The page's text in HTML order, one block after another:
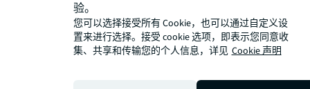
验。
您可以选择接受所有 Cookie，也可以通过自定义设
置来进行选择。接受 cookie 选项，即表示您同意收
集、共享和传输您的个人信息，详见 Cookie 声明